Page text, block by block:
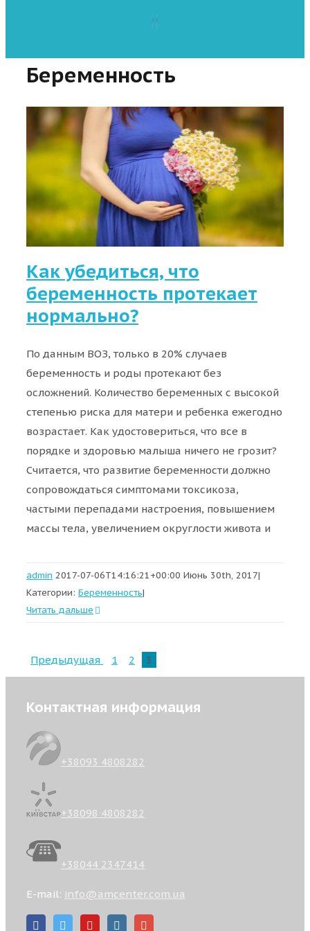
Беременность
Как убедиться, что
беременность протекает
нормально?
По данным ВОЗ, только в 20% случаев
беременность и роды протекают без
осложнений. Количество беременных с высокой
степенью риска для матери и ребенка ежегодно
возрастает. Как удостовериться, что все в
порядке и здоровью малыша ничего не грозит?
Считается, что развитие беременности должно
сопровождаться симптомами токсикоза,
частыми перепадами настроения, повышением
массы тела, увеличением округлости живота и
admin 2017-07-06T14:16:21+00:00 Июнь 30th, 2017|
Категории: Беременность|
Читать дальше
Предыдущая 1 2 3
Контактная информация
+38093 4808282
+38098 4808282
+38044 2347414
E-mail: info@amcenter.com.ua